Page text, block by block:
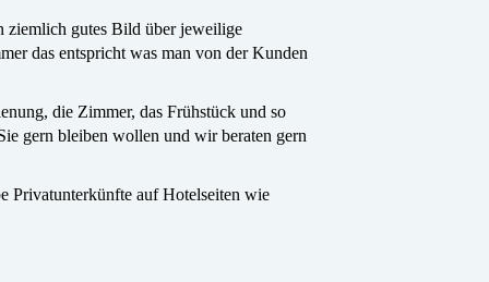
ziemlich gutes Bild über jeweilige
das entspricht was man von der Kunden
die Zimmer, das Frühstück und so
gern bleiben wollen und wir beraten gern
Privatunterkünfte auf Hotelseiten wie